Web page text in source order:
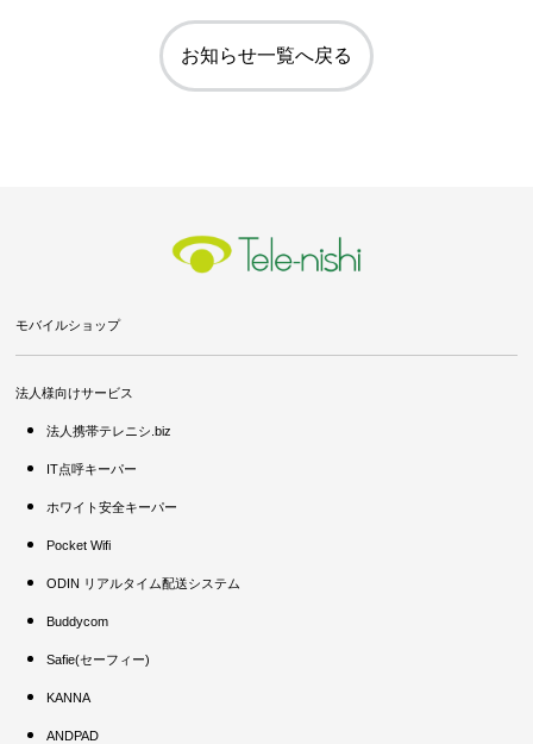
お知らせ一覧へ戻る
モバイルショップ
法人様向けサービス
法人携帯テレニシ.biz
IT点呼キーパー
ホワイト安全キーパー
Pocket Wifi
ODIN リアルタイム配送システム
Buddycom
Safie(セーフィー)
KANNA
ANDPAD